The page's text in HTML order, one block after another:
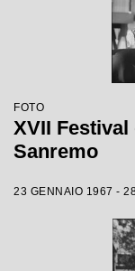
FOTO
XVII
Sanremo
23 GENNAIO 1967 -